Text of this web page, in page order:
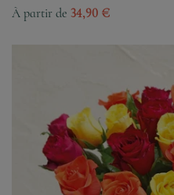
À partir de 34,90 €